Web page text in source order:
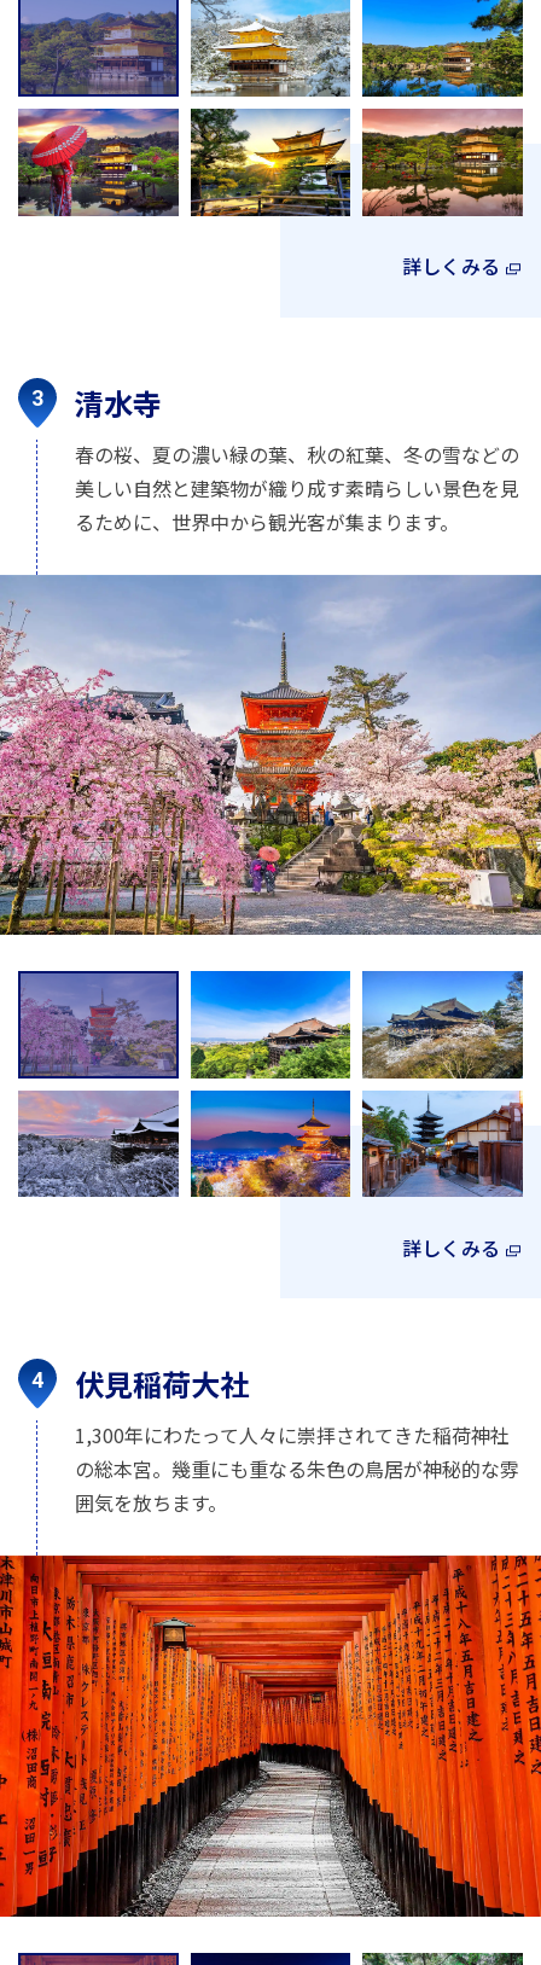
詳しくみる
清水寺
春の桜、夏の濃い緑の葉、秋の紅葉、冬の雪などの
美しい自然と建築物が織り成す素晴らしい景色を見
るために、世界中から観光客が集まります。
詳しくみる
伏見稲荷大社
1,300年にわたって人々に崇拝されてきた稲荷神社
の総本宮。幾重にも重なる朱色の鳥居が神秘的な雰
囲気を放ちます。